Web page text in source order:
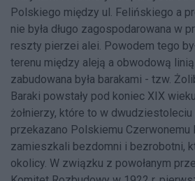
Polskiego między ul. Felińskiego a
nie była długo zagospodarowana w
reszty pierzei alei. Powodem tego
terenu między aleją a obwodową
zabudowana była barakami - tzw.
Baraki powstały pod koniec XIX
żołnierzy, które to w
przekazano Polskiemu Czerwonemu
zamieszkali bezdomni i bezrobotni,
okolicy. W związku z powołanym